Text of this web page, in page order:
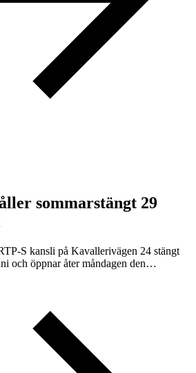
sommarstängt 29
S kansli på Kavallerivägen 24 stängt
och öppnar åter måndagen den…